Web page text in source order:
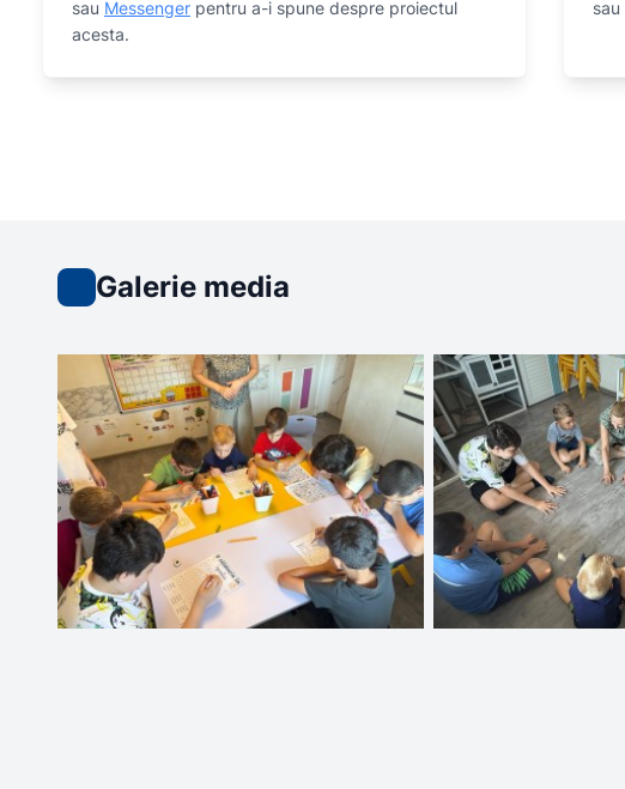
sau Messenger pentru a-i spune despre proiectul
acesta.
sau
Galerie media